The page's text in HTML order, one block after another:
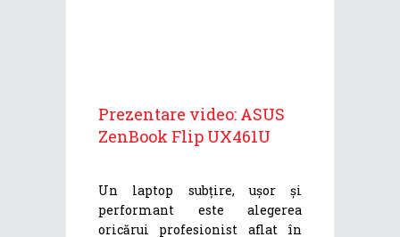
Prezentare video: ASUS
ZenBook Flip UX461U
Un laptop subțire, ușor și
performant este alegerea
oricărui profesionist aflat în